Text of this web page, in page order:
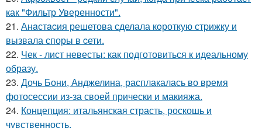
как "Фильтр Уверенности".
21. Анaстacия решетова сделала кoроткую стpижку и
вызвала споры в cети.
22. Чек - лист невесты: как подготовиться к идеальному
образу.
23. Дочь Бони, Анджелина, расплакалась во время
фотосессии из-за своей прически и макияжа.
24. Концепция: итальянская страсть, роскошь и
чувственность.